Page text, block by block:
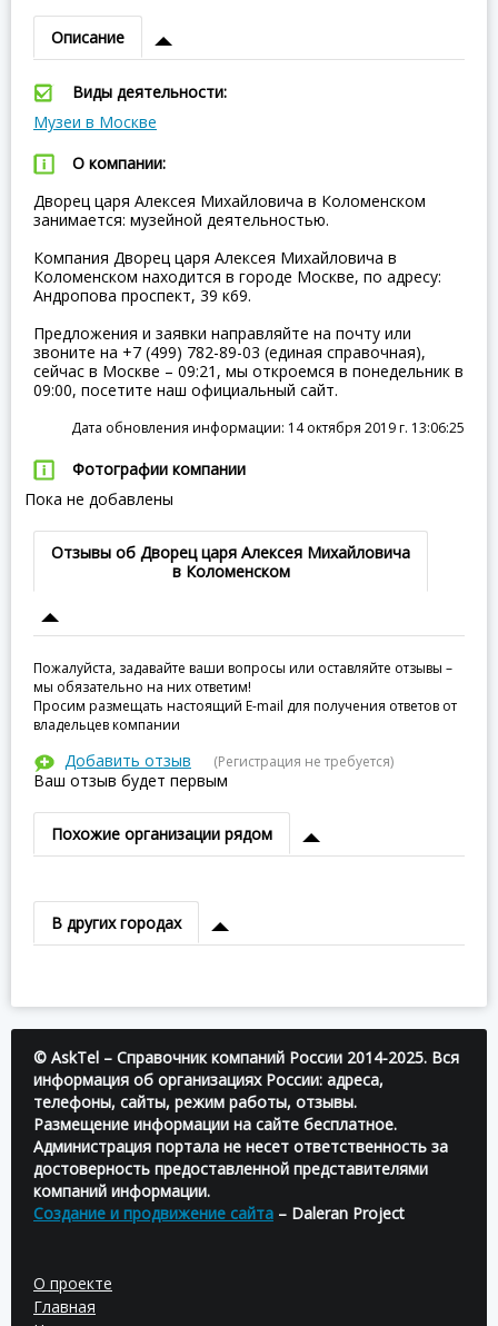
Описание
Виды деятельности:
Музеи в Москве
О компании:
Дворец царя Алексея Михайловича в Коломенском
занимается: музейной деятельностью.
Компания Дворец царя Алексея Михайловича в
Коломенском находится в городе Москве, по адресу:
Андропова проспект, 39 к69.
Предложения и заявки направляйте на почту или
звоните на +7 (499) 782-89-03 (единая справочная),
сейчас в Москве – 09:21, мы откроемся в понедельник в
09:00, посетите наш официальный сайт.
Дата обновления информации: 14 октября 2019 г. 13:06:25
Фотографии компании
Пока не добавлены
Отзывы об Дворец царя Алексея Михайловича
в Коломенском
Пожалуйста, задавайте ваши вопросы или оставляйте отзывы –
мы обязательно на них ответим!
Просим размещать настоящий E-mail для получения ответов от
владельцев компании
Добавить отзыв (Регистрация не требуется)
Ваш отзыв будет первым
Похожие организации рядом
В других городах
© AskTel – Справочник компаний России 2014-2025. Вся
информация об организациях России: адреса,
телефоны, сайты, режим работы, отзывы.
Размещение информации на сайте бесплатное.
Администрация портала не несет ответственность за
достоверность предоставленной представителями
компаний информации.
Создание и продвижение сайта – Daleran Project
О проекте
Главная